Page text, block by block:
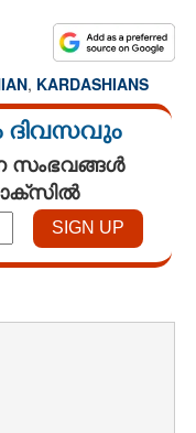
, KARDASHIANS
ദിവസവും
സംഭവങ്ങൾ